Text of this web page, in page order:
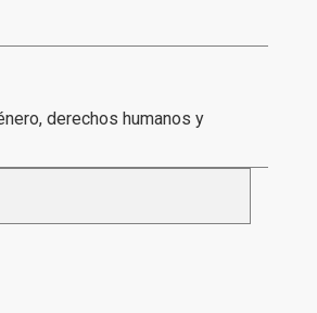
derechos humanos y